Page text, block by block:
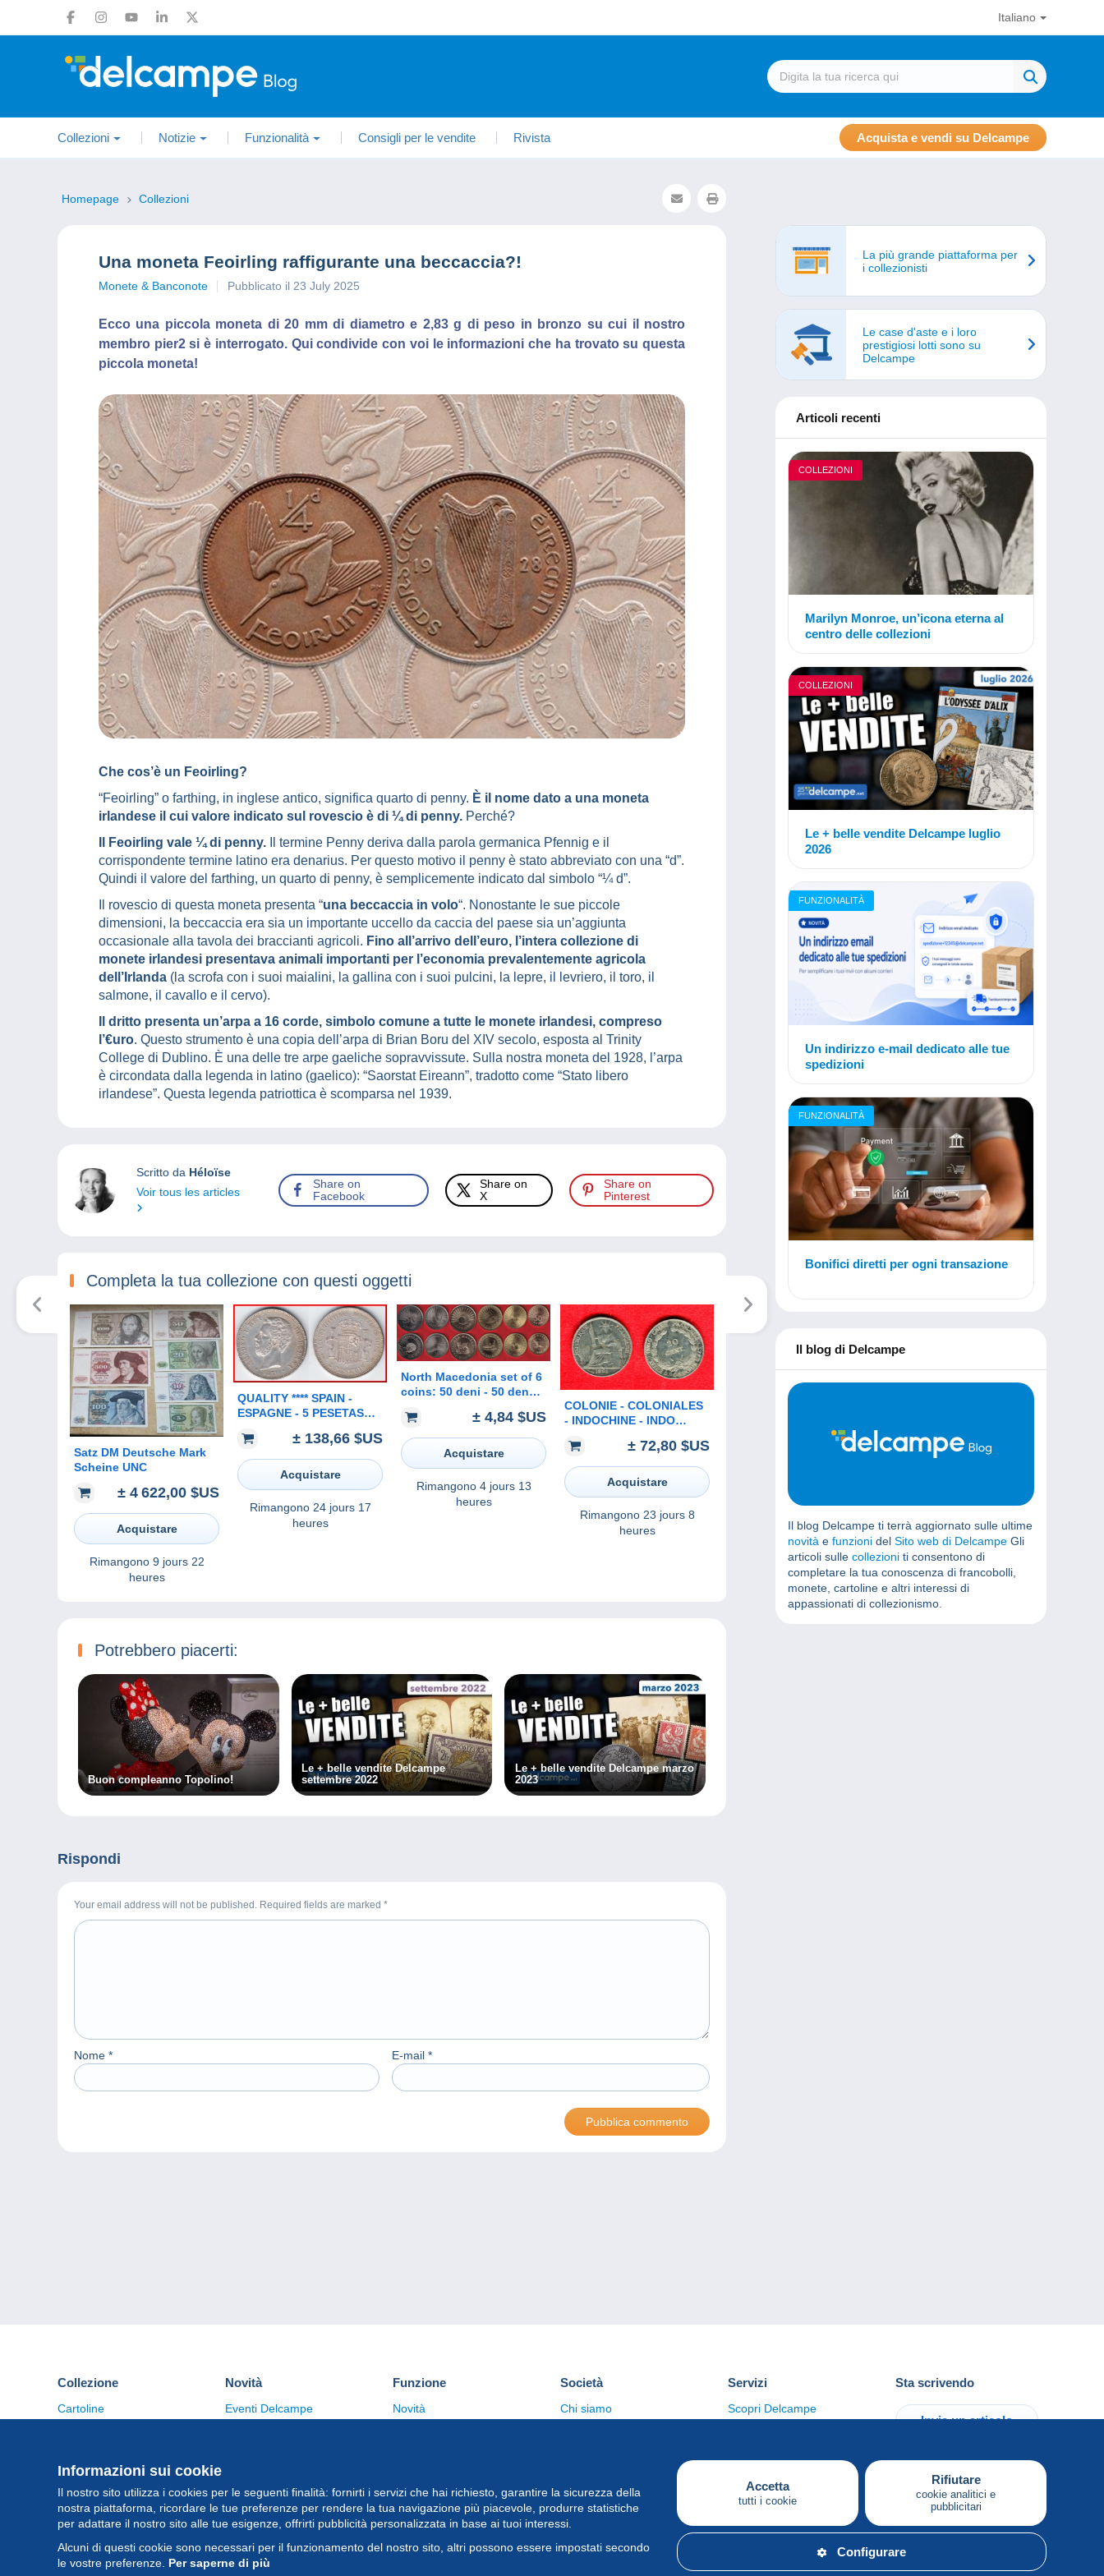
Italiano
Collezioni Notizie Funzionalità Consigli per le vendite Rivista Acquista e vendi su Delcampe
Homepage Collezioni
Una moneta Feoirling raffigurante una beccaccia?!
Monete & Banconote Pubblicato il 23 July 2025
Ecco una piccola moneta di 20 mm di diametro e 2,83 g di peso in bronzo su cui il nostro
membro pier2 si è interrogato. Qui condivide con voi le informazioni che ha trovato su questa
piccola moneta!
Che cos’è un Feoirling?
“Feoirling” o farthing, in inglese antico, significa quarto di penny. È il nome dato a una moneta
irlandese il cui valore indicato sul rovescio è di ¼ di penny. Perché?
Il Feoirling vale ¼ di penny. Il termine Penny deriva dalla parola germanica Pfennig e il
corrispondente termine latino era denarius. Per questo motivo il penny è stato abbreviato con una “d”.
Quindi il valore del farthing, un quarto di penny, è semplicemente indicato dal simbolo “¼ d”.
Il rovescio di questa moneta presenta “una beccaccia in volo“. Nonostante le sue piccole
dimensioni, la beccaccia era sia un importante uccello da caccia del paese sia un’aggiunta
occasionale alla tavola dei braccianti agricoli. Fino all’arrivo dell’euro, l’intera collezione di
monete irlandesi presentava animali importanti per l’economia prevalentemente agricola
dell’Irlanda (la scrofa con i suoi maialini, la gallina con i suoi pulcini, la lepre, il levriero, il toro, il
salmone, il cavallo e il cervo).
Il dritto presenta un’arpa a 16 corde, simbolo comune a tutte le monete irlandesi, compreso
l’€uro. Questo strumento è una copia dell’arpa di Brian Boru del XIV secolo, esposta al Trinity
College di Dublino. È una delle tre arpe gaeliche sopravvissute. Sulla nostra moneta del 1928, l’arpa
è circondata dalla legenda in latino (gaelico): “Saorstat Eireann”, tradotto come “Stato libero
irlandese”. Questa legenda patriottica è scomparsa nel 1939.
Scritto da Héloïse
Voir tous les articles
Share on
Facebook
Share on
X
Share on
Pinterest
Completa la tua collezione con questi oggetti
Satz DM Deutsche Mark
Scheine UNC
± 4 622,00 $US
Acquistare
Rimangono 9 jours 22
heures
QUALITY **** SPAIN -
ESPAGNE - 5 PESETAS
SILVER -ARGENT **** EN
ACHAT IMMEDIAT !!!
± 138,66 $US
Acquistare
Rimangono 24 jours 17
heures
North Macedonia set of 6
coins: 50 deni - 50 denari
± 4,84 $US
Acquistare
Rimangono 4 jours 13
heures
COLONIE - COLONIALES
- INDOCHINE - INDO
RARE - 5,41 Gr.± 72,80 $US
Acquistare
Rimangono 23 jours 8
heures
Potrebbero piacerti:
Buon compleanno Topolino!
Le + belle vendite Delcampe
settembre 2022
Le + belle vendite Delcampe marzo
2023
Rispondi
Your email address will not be published. Required fields are marked *
Nome * E-mail *
La più grande piattaforma per
i collezionisti
Le case d'aste e i loro
prestigiosi lotti sono su
Delcampe
Articoli recenti
COLLEZIONI
Marilyn Monroe, un’icona eterna al
centro delle collezioni
COLLEZIONI
Le + belle vendite Delcampe luglio
2026
FUNZIONALITÀ
Un indirizzo e-mail dedicato alle tue
spedizioni
FUNZIONALITÀ
Bonifici diretti per ogni transazione
Il blog di Delcampe
Il blog Delcampe ti terrà aggiornato sulle ultime
novità e funzioni del Sito web di Delcampe Gli
articoli sulle collezioni ti consentono di
completare la tua conoscenza di francobolli,
monete, cartoline e altri interessi di
appassionati di collezionismo.
Informazioni sui cookie
Il nostro sito utilizza i cookies per le seguenti finalità: fornirti i servizi che hai richiesto, garantire la sicurezza della
nostra piattaforma, ricordare le tue preferenze per rendere la tua navigazione più piacevole, produrre statistiche
per adattare il nostro sito alle tue esigenze, offrirti pubblicità personalizzata in base ai tuoi interessi.
Alcuni di questi cookie sono necessari per il funzionamento del nostro sito, altri possono essere impostati secondo
le vostre preferenze. Per saperne di più
Accetta
tutti i cookie
Rifiutare
cookie analitici e
pubblicitari
Configurare
Collezione
Cartoline
Altre collezioni
Novità
Eventi Delcampe
Funzione
Novità
Società
Chi siamo
Servizi
Scopri Delcampe
Sta scrivendo
Invia un articolo
Italiano